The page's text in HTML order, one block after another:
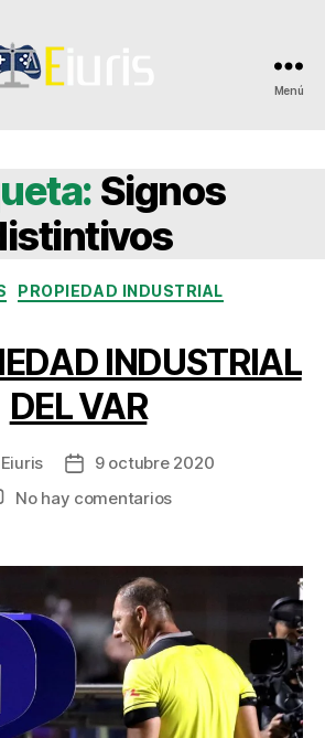
Menú
Signos
Categorías
PROPIEDAD INDUSTRIAL
INDUSTRIAL
DEL VAR
Eiuris
Fecha9 octubre 2020
No hay comentariosen
INDUSTRIAL
VAR